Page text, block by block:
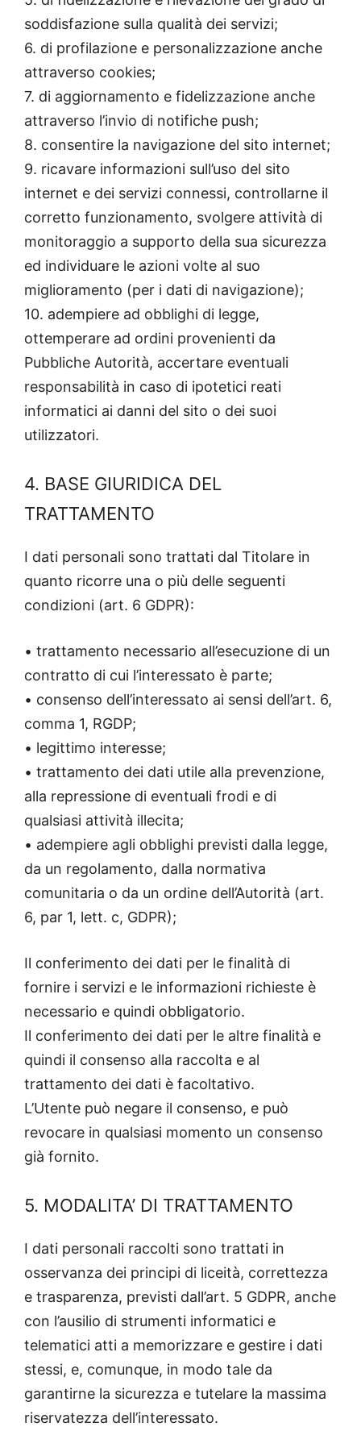
soddisfazione sulla qualità dei servizi;
6. di profilazione e personalizzazione anche
attraverso cookies;
7. di aggiornamento e fidelizzazione anche
attraverso l’invio di notifiche push;
8. consentire la navigazione del sito internet;
9. ricavare informazioni sull’uso del sito
internet e dei servizi connessi, controllarne il
corretto funzionamento, svolgere attività di
monitoraggio a supporto della sua sicurezza
ed individuare le azioni volte al suo
miglioramento (per i dati di navigazione);
10. adempiere ad obblighi di legge,
ottemperare ad ordini provenienti da
Pubbliche Autorità, accertare eventuali
responsabilità in caso di ipotetici reati
informatici ai danni del sito o dei suoi
utilizzatori.
4. BASE GIURIDICA DEL
TRATTAMENTO
I dati personali sono trattati dal Titolare in
quanto ricorre una o più delle seguenti
condizioni (art. 6 GDPR):
• trattamento necessario all’esecuzione di un
contratto di cui l’interessato è parte;
• consenso dell’interessato ai sensi dell’art. 6,
comma 1, RGDP;
• legittimo interesse;
• trattamento dei dati utile alla prevenzione,
alla repressione di eventuali frodi e di
qualsiasi attività illecita;
• adempiere agli obblighi previsti dalla legge,
da un regolamento, dalla normativa
comunitaria o da un ordine dell’Autorità (art.
6, par 1, lett. c, GDPR);
Il conferimento dei dati per le finalità di
fornire i servizi e le informazioni richieste è
necessario e quindi obbligatorio.
Il conferimento dei dati per le altre finalità e
quindi il consenso alla raccolta e al
trattamento dei dati è facoltativo.
L’Utente può negare il consenso, e può
revocare in qualsiasi momento un consenso
già fornito.
5. MODALITA’ DI TRATTAMENTO
I dati personali raccolti sono trattati in
osservanza dei principi di liceità, correttezza
e trasparenza, previsti dall’art. 5 GDPR, anche
con l’ausilio di strumenti informatici e
telematici atti a memorizzare e gestire i dati
stessi, e, comunque, in modo tale da
garantirne la sicurezza e tutelare la massima
riservatezza dell’interessato.